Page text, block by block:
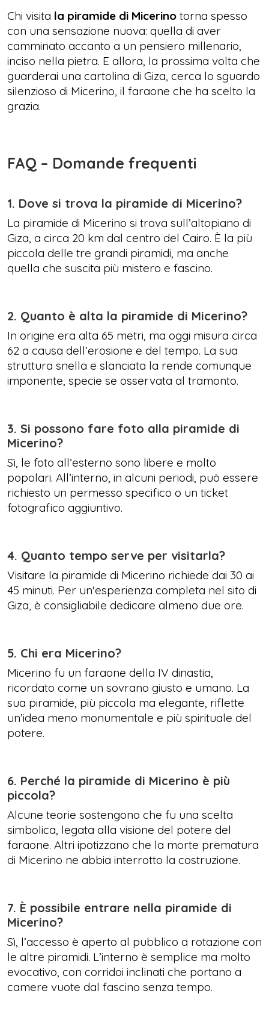
Chi visita la piramide di Micerino torna spesso
con una sensazione nuova: quella di aver
camminato accanto a un pensiero millenario,
inciso nella pietra. E allora, la prossima volta che
guarderai una cartolina di Giza, cerca lo sguardo
silenzioso di Micerino, il faraone che ha scelto la
grazia.
FAQ – Domande frequenti
1. Dove si trova la piramide di Micerino?
La piramide di Micerino si trova sull’altopiano di
Giza, a circa 20 km dal centro del Cairo. È la più
piccola delle tre grandi piramidi, ma anche
quella che suscita più mistero e fascino.
2. Quanto è alta la piramide di Micerino?
In origine era alta 65 metri, ma oggi misura circa
62 a causa dell’erosione e del tempo. La sua
struttura snella e slanciata la rende comunque
imponente, specie se osservata al tramonto.
3. Si possono fare foto alla piramide di
Micerino?
Sì, le foto all’esterno sono libere e molto
popolari. All’interno, in alcuni periodi, può essere
richiesto un permesso specifico o un ticket
fotografico aggiuntivo.
4. Quanto tempo serve per visitarla?
Visitare la piramide di Micerino richiede dai 30 ai
45 minuti. Per un'esperienza completa nel sito di
Giza, è consigliabile dedicare almeno due ore.
5. Chi era Micerino?
Micerino fu un faraone della IV dinastia,
ricordato come un sovrano giusto e umano. La
sua piramide, più piccola ma elegante, riflette
un’idea meno monumentale e più spirituale del
potere.
6. Perché la piramide di Micerino è più
piccola?
Alcune teorie sostengono che fu una scelta
simbolica, legata alla visione del potere del
faraone. Altri ipotizzano che la morte prematura
di Micerino ne abbia interrotto la costruzione.
7. È possibile entrare nella piramide di
Micerino?
Sì, l’accesso è aperto al pubblico a rotazione con
le altre piramidi. L’interno è semplice ma molto
evocativo, con corridoi inclinati che portano a
camere vuote dal fascino senza tempo.